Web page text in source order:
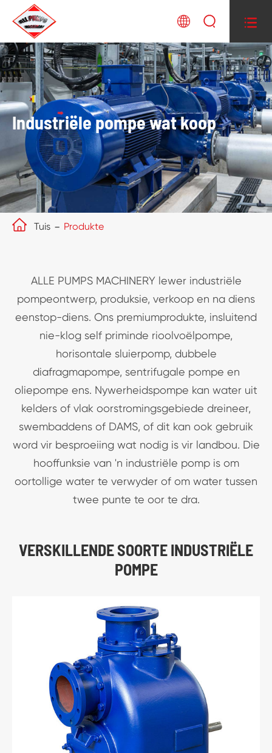
  
Industriële pompe wat koop
 Tuis Produkte
ALLE PUMPS MACHINERY lewer industriële
pompeontwerp, produksie, verkoop en na diens
eenstop-diens. Ons premiumprodukte, insluitend
nie-klog self priminde rioolvoëlpompe,
horisontale sluierpomp, dubbele
diafragmapompe, sentrifugale pompe en
oliepompe ens. Nywerheidspompe kan water uit
kelders of vlak oorstromingsgebiede dreineer,
swembaddens of DAMS, of dit kan ook gebruik
word vir besproeiing wat nodig is vir landbou. Die
hooffunksie van 'n industriële pomp is om
oortollige water te verwyder of om water tussen
twee punte te oor te dra.
VERSKILLENDE SOORTE INDUSTRIËLE
POMPE